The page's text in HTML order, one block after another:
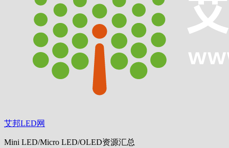
艾邦LED网
Mini LED/Micro LED/OLED资源汇总